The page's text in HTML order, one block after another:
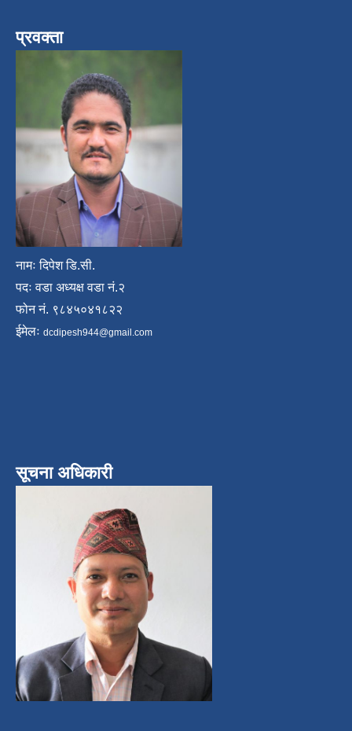
प्रवक्ता
नामः दिपेश डि.सी.
पदः वडा अध्यक्ष वडा नं.२
फोन नं. ९८४५०४१८२२
ईमेलः dcdipesh944@gmail.com
सूचना अधिकारी